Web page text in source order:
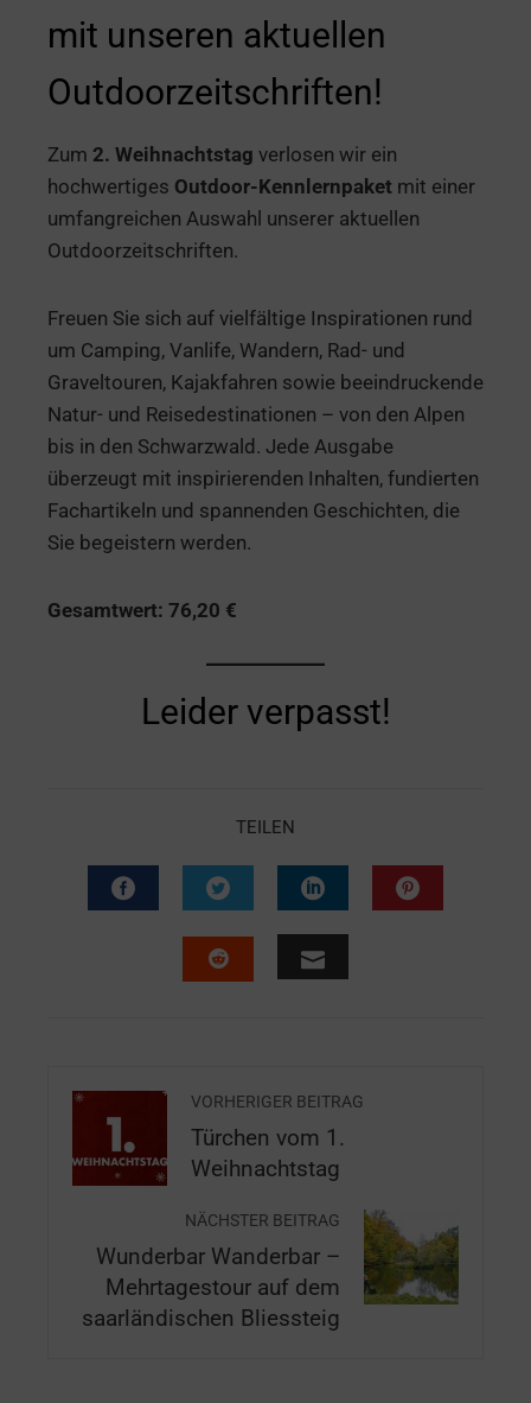
mit unseren aktuellen
Outdoorzeitschriften!
Zum 2. Weihnachtstag verlosen wir ein
hochwertiges Outdoor-Kennlernpaket mit einer
umfangreichen Auswahl unserer aktuellen
Outdoorzeitschriften.
Freuen Sie sich auf vielfältige Inspirationen rund
um Camping, Vanlife, Wandern, Rad- und
Graveltouren, Kajakfahren sowie beeindruckende
Natur- und Reisedestinationen – von den Alpen
bis in den Schwarzwald. Jede Ausgabe
überzeugt mit inspirierenden Inhalten, fundierten
Fachartikeln und spannenden Geschichten, die
Sie begeistern werden.
Gesamtwert: 76,20 €
Leider verpasst!
TEILEN
VORHERIGER BEITRAG
Türchen vom 1.
Weihnachtstag
NÄCHSTER BEITRAG
Wunderbar Wanderbar –
Mehrtagestour auf dem
saarländischen Bliessteig